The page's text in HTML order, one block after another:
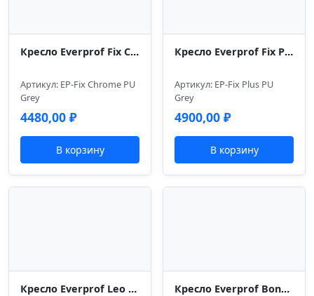
Кресло Everprof Fix Chrome (Фикс Хром) Экокожа Серый
Артикул: EP-Fix Chrome PU
Grey
4480,00 ₽
В корзину
Кресло Everprof Fix Plus (Фикс Плюс) Экокожа Серый
Артикул: EP-Fix Plus PU
Grey
4900,00 ₽
В корзину
Кресло Everprof Leo Black CF Экокожа Черный Кресло Everprof Bond (Бонд) CF Экокожа Бежевый